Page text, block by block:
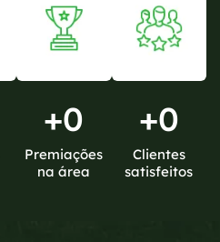
+0
Premiações
na área
+0
Clientes
satisfeitos